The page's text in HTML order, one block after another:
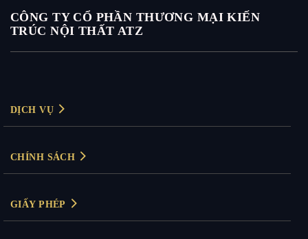
CÔNG TY CỔ PHẦN THƯƠNG MẠI KIẾN
TRÚC NỘI THẤT ATZ
DỊCH VỤ
Thiết kế nội thất biệt thự
CHÍNH SÁCH
Chính sách thanh toán
GIẤY PHÉP